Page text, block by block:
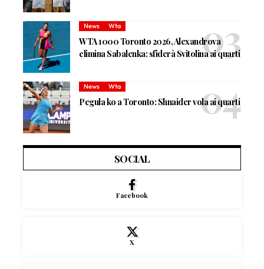
News Wta
WTA 1000 Toronto 2026, Alexandrova
elimina Sabalenka: sfiderà Svitolina ai quarti
News Wta
Pegula ko a Toronto: Shnaider vola ai quarti
SOCIAL
Facebook
X